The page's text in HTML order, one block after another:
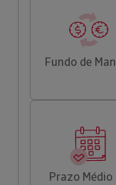
Fundo de
Prazo Médio